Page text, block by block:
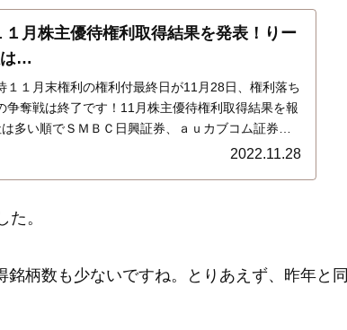
１月株主優待権利取得結果を発表！りー
は…
１１月末権利の権利付最終日が11月28日、権利落ち
争奪戦は終了です！11月株主優待権利取得結果を報
多い順でＳＭＢＣ日興証券、ａｕカブコム証券、
ック証券、ＳＢＩ証券は未使用でした。結果はこち
2022.11.28
。
柄数も少ないですね。とりあえず、昨年と同